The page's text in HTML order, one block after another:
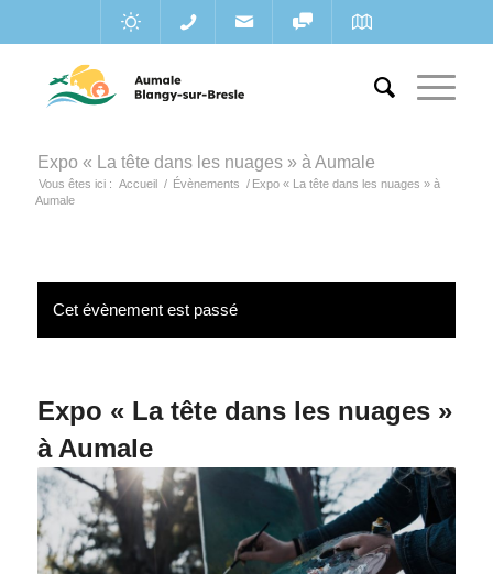
Expo « La tête dans les nuages » à Aumale
Vous êtes ici : Accueil / Évènements / Expo « La tête dans les nuages » à
Aumale
Cet évènement est passé
Expo « La tête dans les nuages »
à Aumale